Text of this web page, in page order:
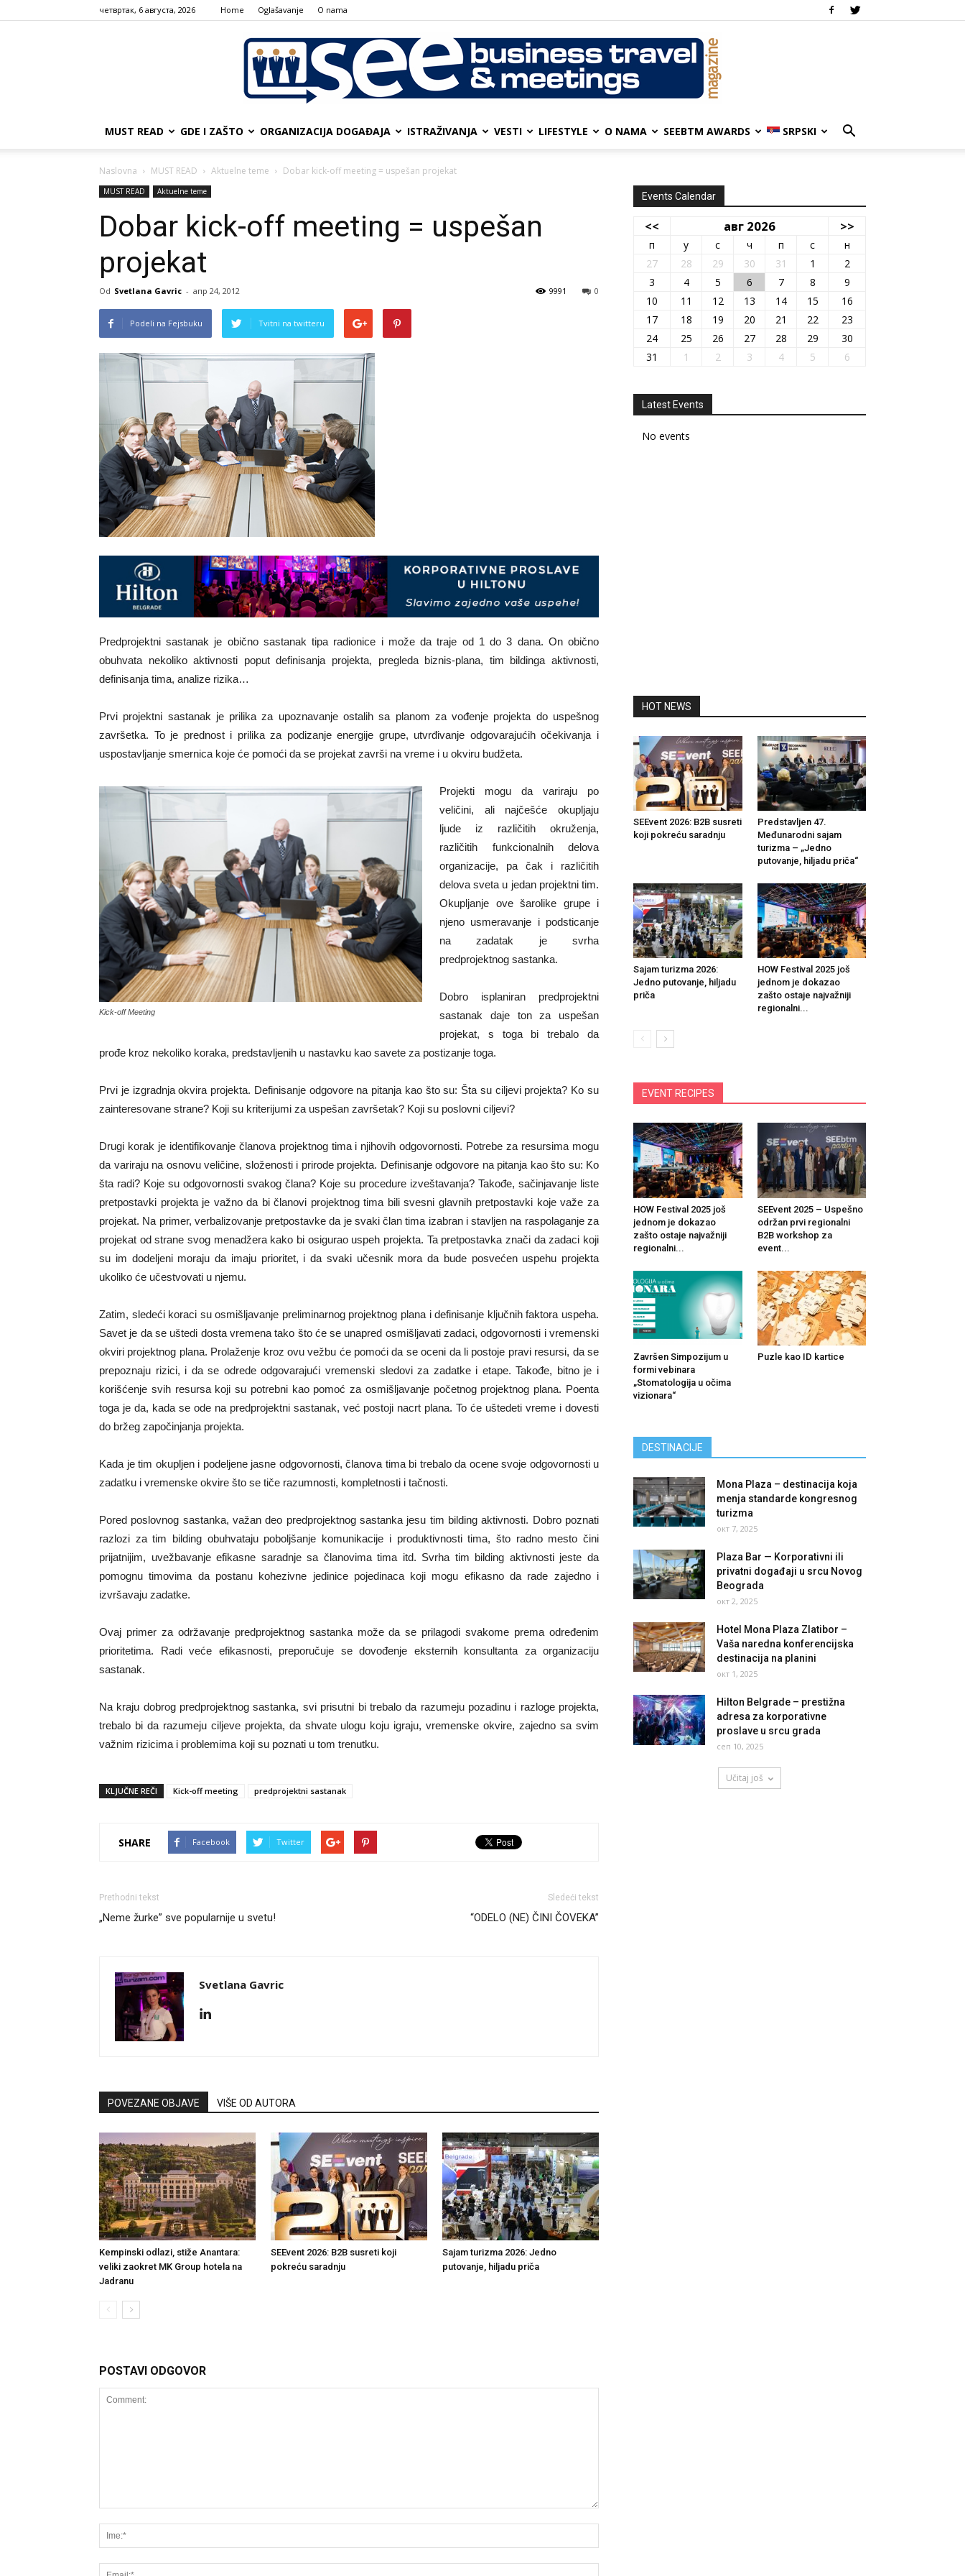
четвртак, 6 августа, 2026 Home Oglašavanje О nama
magazine
MUST READ GDE I ZAŠTO ORGANIZACIJA DOGAĐAJA ISTRAŽIVANJA VESTI LIFESTYLE О NAMA SEEBTM AWARDS SRPSKI
Naslovna MUST READ Aktuelne teme Dobar kick-off meeting = uspešan projekat
MUST READ Aktuelne teme
Dobar kick-off meeting = uspešan
projekat
Od Svetlana Gavric - апр 24, 2012 0
9991
Podeli na Fejsbuku Tvitni na twitteru
Predprojektni sastanak je obično sastanak tipa radionice i može da traje od 1 do 3 dana. On obično
obuhvata nekoliko aktivnosti poput definisanja projekta, pregleda biznis-plana, tim bildinga aktivnosti,
definisanja tima, analize rizika…
Prvi projektni sastanak je prilika za upoznavanje ostalih sa planom za vođenje projekta do uspešnog
završetka. To je prednost i prilika za podizanje energije grupe, utvrđivanje odgovarajućih očekivanja i
uspostavljanje smernica koje će pomoći da se projekat završi na vreme i u okviru budžeta.
Kick-off Meeting
Projekti mogu da variraju po
veličini, ali najčešće okupljaju
ljude iz različitih okruženja,
različitih funkcionalnih delova
organizacije, pa čak i različitih
delova sveta u jedan projektni tim.
Okupljanje ove šarolike grupe i
njeno usmeravanje i podsticanje
na zadatak je svrha
predprojektnog sastanka.
Dobro isplaniran predprojektni
sastanak daje ton za uspešan
projekat, s toga bi trebalo da
prođe kroz nekoliko koraka, predstavljenih u nastavku kao savete za postizanje toga.
Prvi je izgradnja okvira projekta. Definisanje odgovore na pitanja kao što su: Šta su ciljevi projekta? Ko su
zainteresovane strane? Koji su kriterijumi za uspešan završetak? Koji su poslovni ciljevi?
Drugi korak je identifikovanje članova projektnog tima i njihovih odgovornosti. Potrebe za resursima mogu
da variraju na osnovu veličine, složenosti i prirode projekta. Definisanje odgovore na pitanja kao što su: Ko
šta radi? Koje su odgovornosti svakog člana? Koje su procedure izveštavanja? Takođe, sačinjavanje liste
pretpostavki projekta je važno da bi članovi projektnog tima bili svesni glavnih pretpostavki koje važe za
projekat. Na primer, verbalizovanje pretpostavke da je svaki član tima izabran i stavljen na raspolaganje za
projekat od strane svog menadžera kako bi osigurao uspeh projekta. Ta pretpostavka znači da zadaci koji
su im dodeljeni moraju da imaju prioritet, i da svaki učesnik mora da bude posvećen uspehu projekta
ukoliko će učestvovati u njemu.
Zatim, sledeći koraci su osmišljavanje preliminarnog projektnog plana i definisanje ključnih faktora uspeha.
Savet je da se uštedi dosta vremena tako što će se unapred osmišljavati zadaci, odgovornosti i vremenski
okviri projektnog plana. Prolaženje kroz ovu vežbu će pomoći da se oceni da li postoje pravi resursi, da se
prepoznaju rizici, i da se odrede odgovarajući vremenski sledovi za zadatke i etape. Takođe, bitno je i
korišćenje svih resursa koji su potrebni kao pomoć za osmišljavanje početnog projektnog plana. Poenta
toga je da, kada se ode na predprojektni sastanak, već postoji nacrt plana. To će uštedeti vreme i dovesti
do bržeg započinjanja projekta.
Kada je tim okupljen i podeljene jasne odgovornosti, članova tima bi trebalo da ocene svoje odgovornosti u
zadatku i vremenske okvire što se tiče razumnosti, kompletnosti i tačnosti.
Pored poslovnog sastanka, važan deo predprojektnog sastanka jesu tim bilding aktivnosti. Dobro poznati
razlozi za tim bilding obuhvataju poboljšanje komunikacije i produktivnosti tima, što radno mesto čini
prijatnijim, uvežbavanje efikasne saradnje sa članovima tima itd. Svrha tim bilding aktivnosti jeste da
pomognu timovima da postanu kohezivne jedinice pojedinaca koji mogu efikasno da rade zajedno i
izvršavaju zadatke.
Ovaj primer za održavanje predprojektnog sastanka može da se prilagodi svakome prema određenim
prioritetima. Radi veće efikasnosti, preporučuje se dovođenje eksternih konsultanta za organizaciju
sastanak.
Na kraju dobrog predprojektnog sastanka, svi prisutni bi trebalo da razumeju pozadinu i razloge projekta,
trebalo bi da razumeju ciljeve projekta, da shvate ulogu koju igraju, vremenske okvire, zajedno sa svim
važnim rizicima i problemima koji su poznati u tom trenutku.
KLJUČNE REČI Kick-off meeting predprojektni sastanak
SHARE Facebook Twitter
Prethodni tekst
„Neme žurke” sve popularnije u svetu!
Sledeći tekst
“ODELO (NE) ČINI ČOVEKA”
Svetlana Gavric
POVEZANE OBJAVE VIŠE OD AUTORA
Kempinski odlazi, stiže Anantara:
veliki zaokret MK Group hotela na
Jadranu
SEEvent 2026: B2B susreti koji
pokreću saradnju
Sajam turizma 2026: Jedno
putovanje, hiljadu priča
POSTAVI ODGOVOR
Events Calendar
<< авг 2026 >>
п у с ч п с
н
27
28 29 30 31 1
2
3
4 5 6 7 8
9
10
11 12 13 14 15
16
17
18 19 20 21 22
23
24
25 26 27 28 29
30
31
1 2 3 4 5 6
Latest Events
No events
HOT NEWS
SEEvent 2026: B2B susreti
koji pokreću saradnju
Predstavljen 47.
Međunarodni sajam
turizma – „Jedno
putovanje, hiljadu priča“
Sajam turizma 2026:
Jedno putovanje, hiljadu
priča
HOW Festival 2025 još
jednom je dokazao
zašto ostaje najvažniji
regionalni...
EVENT RECIPES
HOW Festival 2025 još
jednom je dokazao
zašto ostaje najvažniji
regionalni...
SEEvent 2025 – Uspešno
održan prvi regionalni
B2B workshop za
event...
Završen Simpozijum u
formi vebinara
„Stomatologija u očima
vizionara“
Puzle kao ID kartice
DESTINACIJE
Mona Plaza – destinacija koja
menja standarde kongresnog
turizma
окт 7, 2025
Plaza Bar — Korporativni ili
privatni događaji u srcu Novog
Beograda
окт 2, 2025
Hotel Mona Plaza Zlatibor –
Vaša naredna konferencijska
destinacija na planini
окт 1, 2025
Hilton Belgrade – prestižna
adresa za korporativne
proslave u srcu grada
сеп 10, 2025
Učitaj još